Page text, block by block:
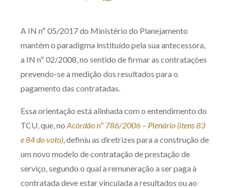
Zênite Fácil IA
Zênite Play
Orientação por Escrito
Mentoria Zênite
Capacitação
Zênite Online
Eventos presenciais
Zênite in Company
A IN nº 05/2017 do Ministério do Planejamento
mantém o paradigma instituído pela sua antecessora,
a IN nº 02/2008, no sentido de firmar as contratações
prevendo-se a medição dos resultados para o
pagamento das contratadas.
Essa orientação está alinhada com o entendimento do
TCU, que, no Acórdão nº 786/2006 – Plenário (itens 83
e 84 do voto), definiu as diretrizes para a construção de
um novo modelo de contratação de prestação de
serviço, segundo o qual a remuneração a ser paga à
contratada deve estar vinculada a resultados ou ao